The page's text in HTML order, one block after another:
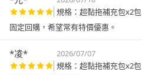
規格：超黏拖補充包x2包
固定回購，希望常有特價優惠。
*凌* 2026/07/07
規格：超黏拖補充包x2包